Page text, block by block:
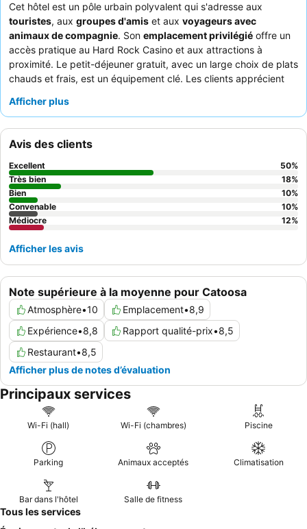
Cet hôtel est un pôle urbain polyvalent qui s'adresse aux
touristes, aux groupes d'amis et aux voyageurs avec
animaux de compagnie. Son emplacement privilégié offre un
accès pratique au Hard Rock Casino et aux attractions à
proximité. Le petit-déjeuner gratuit, avec un large choix de plats
chauds et frais, est un équipement clé. Les clients apprécient
l'efficacité de la réception et l'exceptionnel personnel du bar.
recommandé de demander une chambre donnant sur le jardin.
Afficher plus
Note supérieure à la moyenne pour Catoosa
Atmosphère•10 Emplacement•8,9
Expérience•8,8 Rapport qualité-prix•8,5
Restaurant•8,5
Afficher plus de notes d’évaluation
Avis des clients
Excellent 50%
Très bien
18%
Bien
10%
Convenable
10%
Médiocre
12%
Afficher les avis
Principaux services
Wi-Fi (hall) Wi-Fi (chambres) Piscine
Parking Animaux acceptés Climatisation
Bar dans l'hôtel Salle de fitness
Tous les services